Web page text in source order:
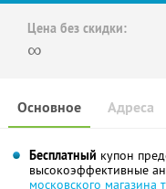
Цена без скидки:
∞
Основное Адреса
Бесплатный купон
высокоэффективные
московского магазина